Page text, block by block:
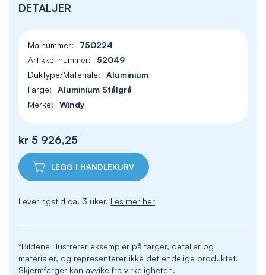
DETALJER
750224
52049
Aluminium
Aluminium Stålgrå
Windy
kr 5 926,25
LEGG I HANDLEKURV
Leveringstid ca. 3 uker. Les mer her
*Bildene illustrerer eksempler på farger, detaljer og
materialer, og representerer ikke det endelige produktet.
Skjermfarger kan avvike fra virkeligheten.